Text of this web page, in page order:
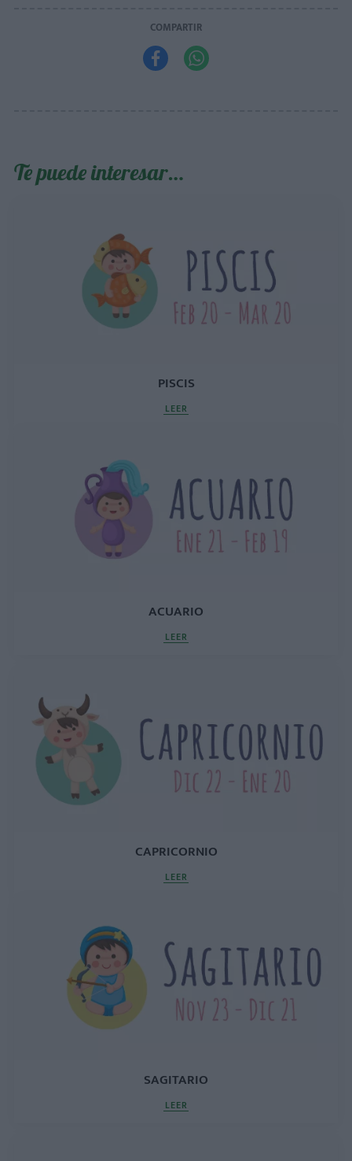
COMPARTIR
 
Te puede interesar…
PISCIS
LEER
ACUARIO
LEER
CAPRICORNIO
LEER
SAGITARIO
LEER